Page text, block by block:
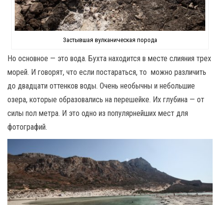
Застывшая вулканическая порода
Но основное — это вода. Бухта находится в месте слияния трех
морей. И говорят, что если постараться, то можно различить
до двадцати оттенков воды. Очень необычны и небольшие
озера, которые образовались на перешейке. Их глубина — от
силы пол метра. И это одно из популярнейших мест для
фотографий.